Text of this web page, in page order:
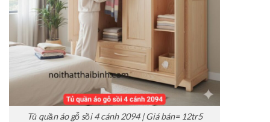
Tủ quần áo gỗ sồi 4 cánh 2094 | Giá bán= 12tr5